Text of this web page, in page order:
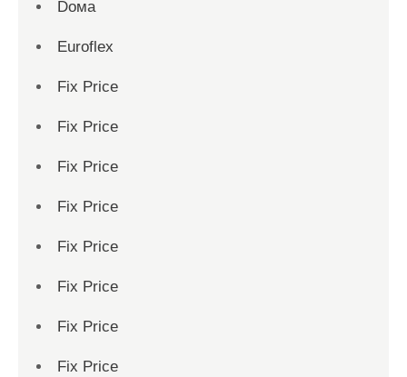
Dома
Euroflex
Fix Price
Fix Price
Fix Price
Fix Price
Fix Price
Fix Price
Fix Price
Fix Price